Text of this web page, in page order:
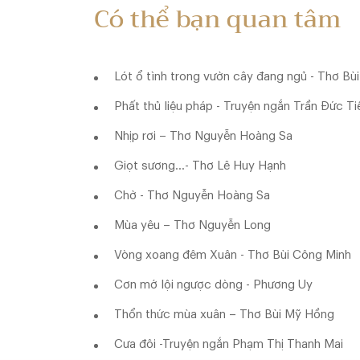
Có thể bạn quan tâm
Lót ổ tình trong vườn cây đang ngủ - Thơ
Phất thủ liệu pháp - Truyện ngắn Trần Đức
Nhịp rơi – Thơ Nguyễn Hoàng Sa
Giọt sương…- Thơ Lê Huy Hạnh
Chờ - Thơ Nguyễn Hoàng Sa
Mùa yêu – Thơ Nguyễn Long
Vòng xoang đêm Xuân - Thơ Bùi Công Minh
Cơn mớ lội ngược dòng - Phương Uy
Thổn thức mùa xuân – Thơ Bùi Mỹ Hồng
Cưa đôi -Truyện ngắn Phạm Thị Thanh Mai